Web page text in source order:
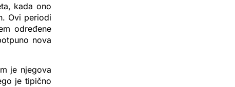
kada ono
Ovi periodi
određene
nova
je njegova
je tipično